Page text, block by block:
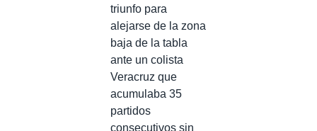
triunfo para
alejarse de la zona
baja de la tabla
ante un colista
Veracruz que
acumulaba 35
partidos
consecutivos sin